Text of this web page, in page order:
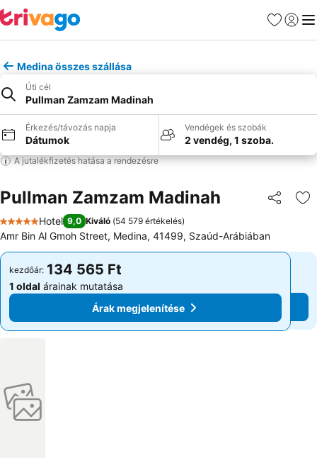
Kedvencek
Medina összes szállása
Úti cél
Pullman Zamzam Madinah
Érkezés/távozás napja
Dátumok
Vendégek és szobák
2 vendég, 1 szoba.
A jutalékfizetés hatása a rendezésre
Pullman Zamzam Madinah
5 Kategória
Hotel 9,0 Kiváló (54 579 értékelés)
Amr Bin Al Gmoh Street, Medina, 41499, Szaúd-Arábiában
kezdőár: 134 565 Ft
1 oldal árainak mutatása
Árak megjelenítése
kezdőár: 134 565 Ft
1 oldal árainak mutatása
Árak megjelenítése